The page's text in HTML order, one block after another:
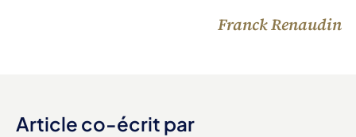
Franck Renaudin
Article co-écrit par